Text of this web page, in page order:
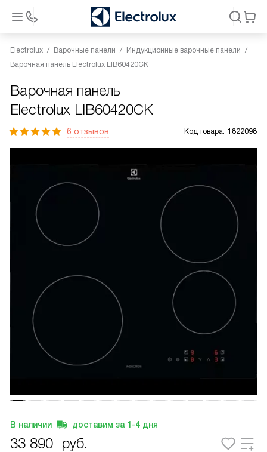
Electrolux Варочные панели
Индукционные варочные панели
Варочная панель Electrolux LIB60420CK
Варочная панель
Electrolux LIB60420CK
6 отзывов Код товара: 1822098
В наличии доставим за 1-4 дня
33 890 руб.